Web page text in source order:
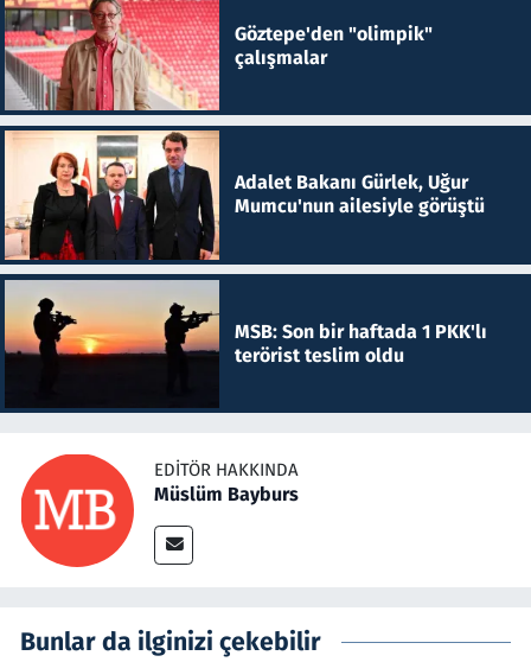
Göztepe'den "olimpik"
çalışmalar
Adalet Bakanı Gürlek, Uğur
Mumcu'nun ailesiyle görüştü
MSB: Son bir haftada 1 PKK'lı
terörist teslim oldu
EDITÖR HAKKINDA
Müslüm Bayburs
Bunlar da ilginizi çekebilir